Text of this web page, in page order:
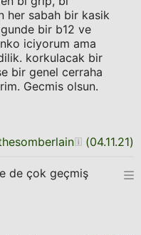
her sabah bir kasik
bir b12 ve
iciyorum ama
korkulacak bir
bir genel cerraha
Gecmis olsun.
(04.11.21)
de çok geçmiş